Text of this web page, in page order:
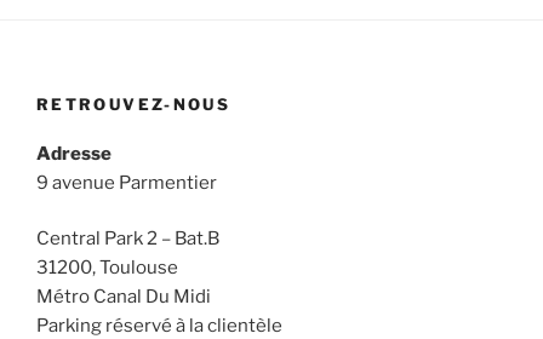
RETROUVEZ-NOUS
Adresse
9 avenue Parmentier
Central Park 2 – Bat.B
31200, Toulouse
Métro Canal Du Midi
Parking réservé à la clientèle